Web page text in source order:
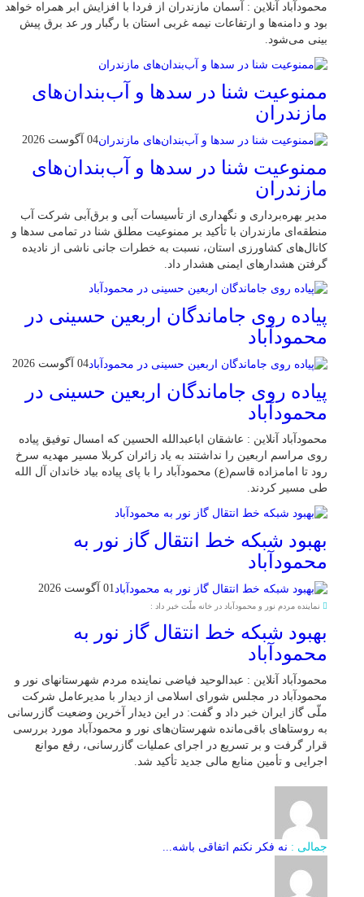
محمودآباد آنلاین : آسمان مازندران از فردا با افزایش ابر همراه خواهد
بود و دامنه‌ها و ارتفاعات نیمه غربی استان با رگبار ور عد برق پیش
بینی می‌شود.
ممنوعیت شنا در سدها و آب‌بندان‌‌های
مازندران
04 آگوست 2026
ممنوعیت شنا در سدها و آب‌بندان‌‌های
مازندران
مدیر بهره‌برداری و نگهداری از تأسیسات آبی و برق‌آبی شرکت آب
منطقه‌ای مازندران با تأکید بر ممنوعیت مطلق شنا در تمامی سدها و
کانال‌های کشاورزی استان، نسبت به خطرات جانی ناشی از نادیده
گرفتن هشدارهای ایمنی هشدار داد.
پیاده روی جاماندگان اربعین حسینی در
محمودآباد
04 آگوست 2026
پیاده روی جاماندگان اربعین حسینی در
محمودآباد
محمودآباد آنلاین : عاشقان اباعبدالله الحسین که امسال توفیق پیاده
روی مراسم اربعین را نداشتند به یاد زائران کربلا مسیر مهدیه سرخ
رود تا امامزاده قاسم(ع) محمودآباد را با پای پیاده بیاد خاندان آل الله
طی مسیر کردند.
بهبود شبکه خط انتقال گاز نور به
محمودآباد
01 آگوست 2026
نماینده مردم نور و محمودآباد در خانه ملّت خبر داد :
بهبود شبکه خط انتقال گاز نور به
محمودآباد
محمودآباد آنلاین : عبدالوحید فیاضی نماینده مردم شهرستانهای نور و
محمودآباد در مجلس شورای اسلامی از دیدار با مدیرعامل شرکت
ملّی گاز ایران خبر داد و گفت: در این دیدار آخرین وضعیت گازرسانی
به روستاهای باقی‌مانده شهرستان‌های نور و محمودآباد مورد بررسی
قرار گرفت و بر تسریع در اجرای عملیات گازرسانی، رفع موانع
اجرایی و تأمین منابع مالی جدید تأکید شد.
جمالی : نه فکر نکنم اتفاقی باشه...